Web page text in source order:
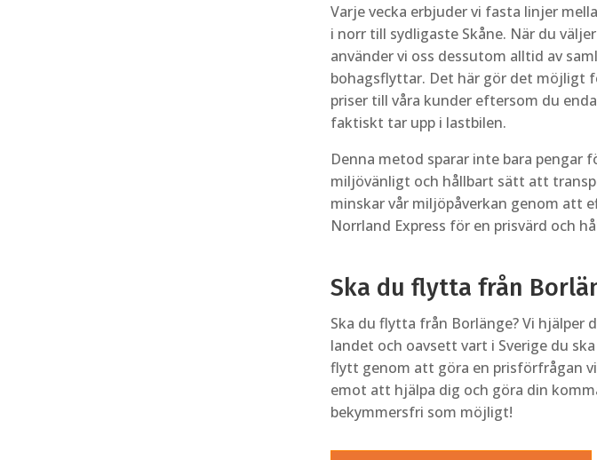
Varje vecka erbjuder vi fasta linjer
i norr till sydligaste Skåne. När du
använder vi oss dessutom alltid av
bohagsflyttar. Det här gör det möjligt
priser till våra kunder eftersom du
faktiskt tar upp i lastbilen.
Denna metod sparar inte bara pengar
miljövänligt och hållbart sätt att
minskar vår miljöpåverkan genom att
Norrland Express för en prisvärd och
Ska du flytta från
Ska du flytta från Borlänge? Vi hjälper
landet och oavsett vart i Sverige du
flytt genom att göra en prisförfrågan
emot att hjälpa dig och göra din
bekymmersfri som möjligt!